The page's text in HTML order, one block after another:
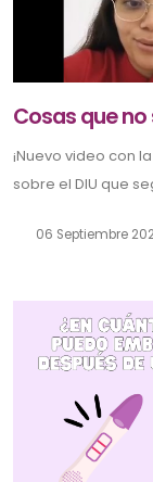
Cosas que no
¡Nuevo video con
sobre el DIU que
06 Septiembre